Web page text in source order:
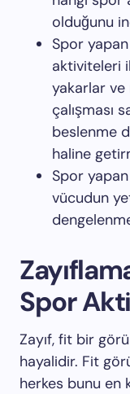
olduğunu
Spor
aktiviteleri
yakarlar ve
çalışması
beslenme
haline
Spor
vücudun
Spor
Zayıf, fit bir
hayalidir. Fit
herkes bunu en